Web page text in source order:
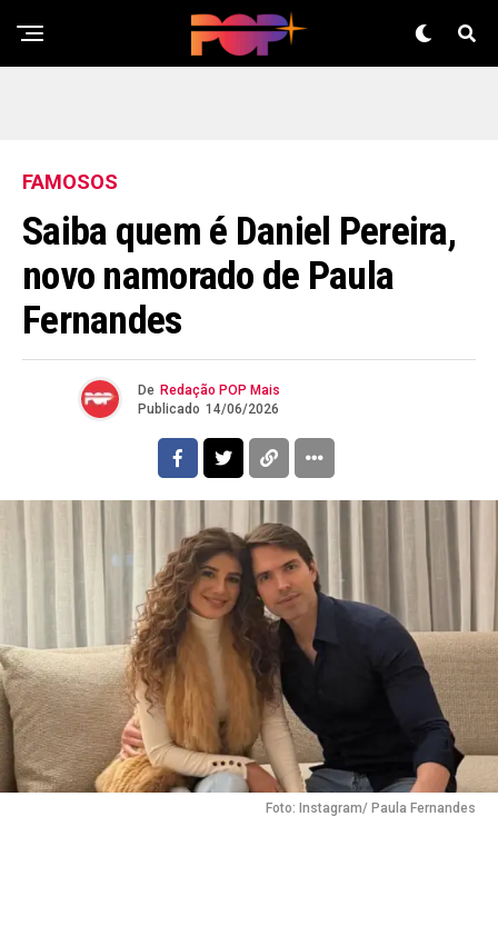
FAMOSOS
Saiba quem é Daniel Pereira,
novo namorado de Paula
Fernandes
De Redação POP Mais
Publicado 14/06/2026
Foto: Instagram/ Paula Fernandes